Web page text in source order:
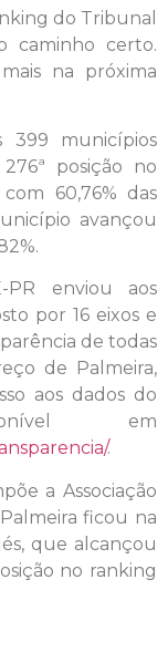
do Tribunal
caminho certo.
na próxima
399 municípios
posição no
60,76% das
avançou
PR enviou aos
por 16 eixos e
de todas
de Palmeira,
aos dados do
em
.
a Associação
ficou na
que alcançou
no ranking